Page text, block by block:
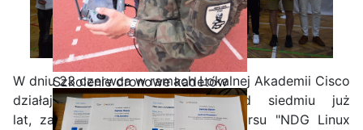
Szkolenie dronowe kadetów
OPW w Staszicu
W dniu 23 czerwca w ramach Lokalnej Akademii Cisco
działającej w naszej szkole od siedmiu już
lat, zakończyła się ósma edycja kursu "NDG Linux